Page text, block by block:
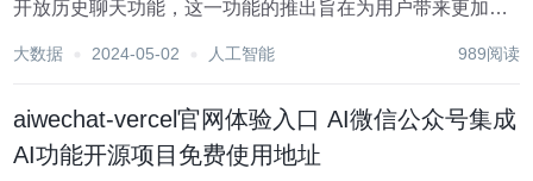
开放历史聊天功能，这一功能的推出旨在为用户带来更加流
意OpenAI使用其聊天记录进行AI训练。 现在，一旦开启历史
大数据 2024-05-02 人工智能 989阅读
aiwechat-vercel官网体验入口 AI微信公众号集成
AI功能开源项目免费使用地址